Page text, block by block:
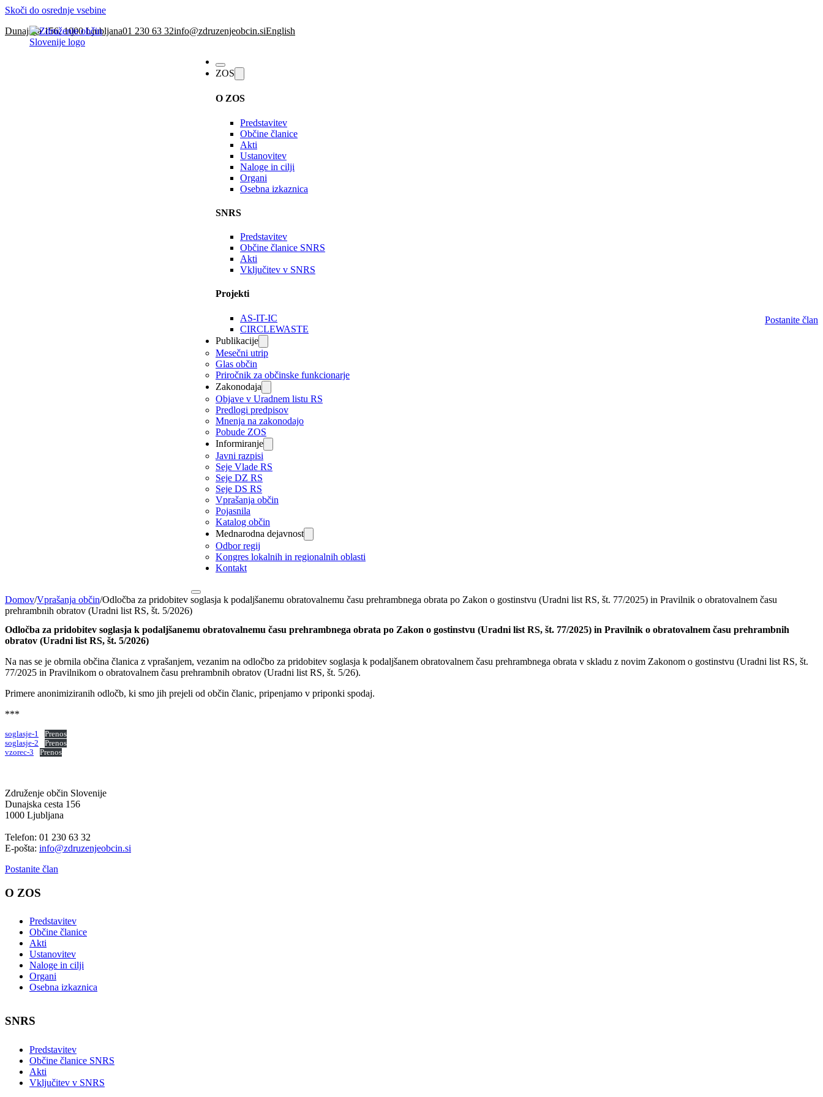
Skoči do osrednje vsebine
Dunajska 156, 1000 Ljubljana01 230 63 32info@zdruzenjeobcin.siEnglish
ZOS
O ZOS
Predstavitev
Občine članice
Akti
Ustanovitev
Naloge in cilji
Organi
Osebna izkaznica
SNRS
Predstavitev
Občine članice SNRS
Akti
Vključitev v SNRS
Projekti
AS-IT-IC
CIRCLEWASTE
Publikacije
Mesečni utrip
Glas občin
Priročnik za občinske funkcionarje
Zakonodaja
Objave v Uradnem listu RS
Predlogi predpisov
Mnenja na zakonodajo
Pobude ZOS
Informiranje
Javni razpisi
Seje Vlade RS
Seje DZ RS
Seje DS RS
Vprašanja občin
Pojasnila
Katalog občin
Mednarodna dejavnost
Odbor regij
Kongres lokalnih in regionalnih oblasti
Kontakt
Postanite član
Domov/Vprašanja občin/Odločba za pridobitev soglasja k podaljšanemu obratovalnemu času prehrambnega obrata po Zakon o gostinstvu (Uradni list RS, št. 77/2025) in Pravilnik o obratovalnem času
prehrambnih obratov (Uradni list RS, št. 5/2026)
Odločba za pridobitev soglasja k podaljšanemu obratovalnemu času prehrambnega obrata po Zakon o gostinstvu (Uradni list RS, št. 77/2025) in Pravilnik o obratovalnem času prehrambnih
obratov (Uradni list RS, št. 5/2026)
Na nas se je obrnila občina članica z vprašanjem, vezanim na odločbo za pridobitev soglasja k podaljšanem obratovalnem času prehrambnega obrata v skladu z novim Zakonom o gostinstvu (Uradni list RS, št.
77/2025 in Pravilnikom o obratovalnem času prehrambnih obratov (Uradni list RS, št. 5/26).
Primere anonimiziranih odločb, ki smo jih prejeli od občin članic, pripenjamo v priponki spodaj.
***
soglasje-1
Prenos
soglasje-2
Prenos
vzorec-3
Prenos
Združenje občin Slovenije
Dunajska cesta 156
1000 Ljubljana
Telefon: 01 230 63 32
E-pošta: info@zdruzenjeobcin.si
Postanite član
O ZOS
Predstavitev
Občine članice
Akti
Ustanovitev
Naloge in cilji
Organi
Osebna izkaznica
SNRS
Predstavitev
Občine članice SNRS
Akti
Vključitev v SNRS